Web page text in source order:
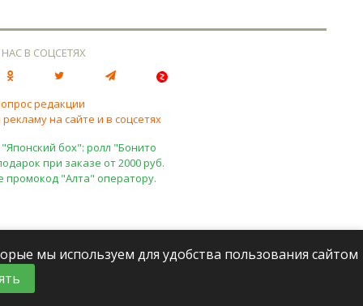
В СОЦСЕТЯХ
редакции
на сайте и в соцсетях
бох": ролл "Бонито
при заказе от 2000 руб.
промокод "Алта" оператору.
мы используем для удобства пользования сайтом